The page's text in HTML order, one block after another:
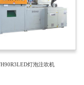
灯泡注吹机